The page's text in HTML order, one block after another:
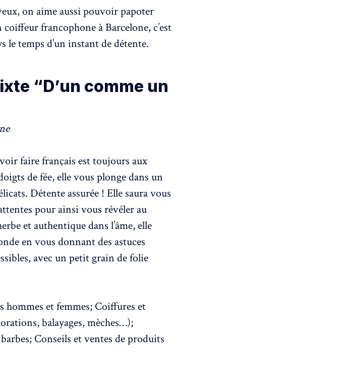
on aime aussi pouvoir papoter
francophone à Barcelone, c’est
le temps d’un instant de détente.
“D’un comme un
faire français est toujours aux
de fée, elle vous plonge dans un
Détente assurée ! Elle saura vous
pour ainsi vous révéler au
et authentique dans l’âme, elle
en vous donnant des astuces
avec un petit grain de folie
et femmes; Coiffures et
balayages, mèches…);
Conseils et ventes de produits